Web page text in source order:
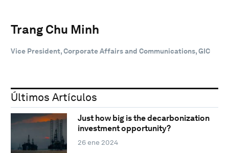
Trang Chu Minh
Vice President, Corporate Affairs and Communications, GIC
Últimos Artículos
Just how big is the decarbonization
investment opportunity?
26 ene 2024